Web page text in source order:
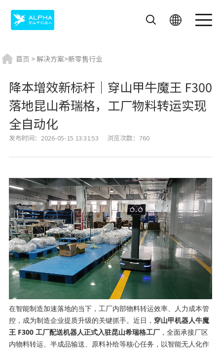
飞毛腿 艾米 迎宾机器人
首页 >解决方案>新零售行业
降本增效新标杆｜穿山甲牛魔王 F300
落地昆山希瑞格，工厂物料转运实现
全自动化
发布时间：2026-05-15 13:31:53 浏览次数：760
在智能制造加速落地的当下，工厂内部物料转运效率、人力成本管
控，成为制造企业提质升级的关键抓手。近日， 穿山甲机器人牛魔
王 F300 工厂配送机器人正式入驻昆山希瑞格工厂，全面承接厂区
内物料转运、半成品输送、原料补给等核心任务，以智能无人化作